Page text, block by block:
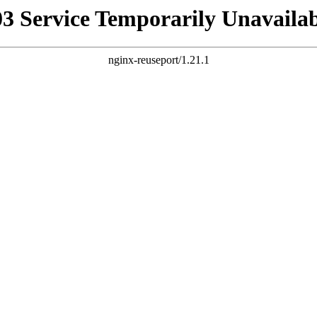
Service Temporarily
nginx-reuseport/1.21.1